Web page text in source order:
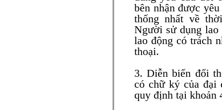
bên nhận được
thống nhất về
Người sử dụng lao
lao động có trách
thoại.
3. Diễn biến đối
có chữ ký của đại
quy định tại khoản